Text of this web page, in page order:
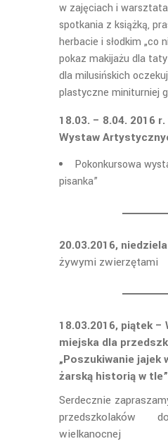
w zajęciach i
spotkania z książką,
herbacie i słodkim „co
pokaz makijażu dla
dla milusińskich
plastyczne miniturniej
18.03. – 8.04. 2016
Wystaw
Pokonkursowa
pisanka”
20.03.2016,
żywymi zwierzętami
18.03.2016, piątek –
miejska dla
„Poszukiwanie jajek
żarską historią w
Serdecznie